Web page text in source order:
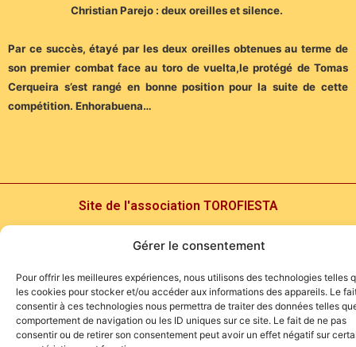
Gérer le consentement
Pour offrir les meilleures expériences, nous utilisons des technologies telles
les cookies pour stocker et/ou accéder aux informations des appareils. Le
consentir à ces technologies nous permettra de traiter des données telles
comportement de navigation ou les ID uniques sur ce site. Le fait de ne pas
consentir ou de retirer son consentement peut avoir un effet négatif sur
Christian Parejo : deux oreilles et silence.
Par ce succès, étayé par les deux oreilles obtenues au terme de
son premier combat face au toro de vuelta,le protégé de Tomas
Cerqueira s’est rangé en bonne position pour la suite de cette
compétition. Enhorabuena…
Site de l'association TOROFIESTA